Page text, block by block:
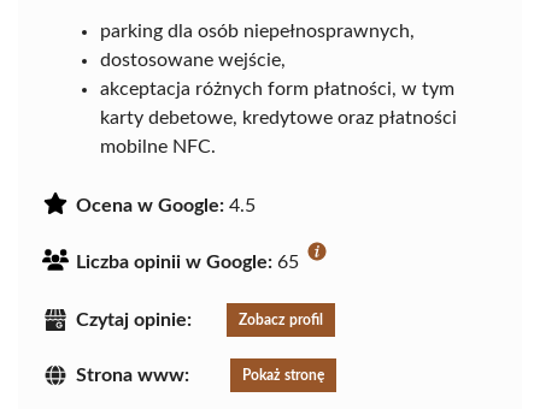
parking dla osób niepełnosprawnych,
dostosowane wejście,
akceptacja różnych form płatności, w tym
karty debetowe, kredytowe oraz płatności
mobilne NFC.
Ocena w Google: 4.5
Liczba opinii w Google: 65
Czytaj opinie: Zobacz profil
Strona www: Pokaż stronę